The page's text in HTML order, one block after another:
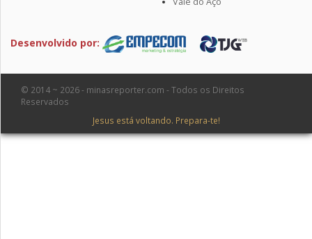
Desenvolvido por:
© 2014 ~ 2026 - minasreporter.com - Todos os Direitos
Reservados
Jesus está voltando. Prepara-te!